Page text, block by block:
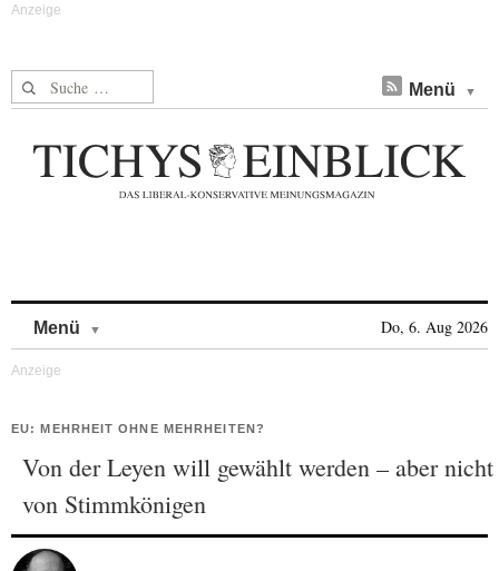
Suche nach: Menü
Menü Do, 6. Aug 2026
EU: MEHRHEIT OHNE MEHRHEITEN?
Von der Leyen will gewählt werden – aber nicht
von Stimmkönigen